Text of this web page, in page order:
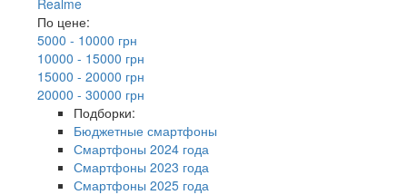
По цене:
5000 - 10000 грн
10000 - 15000 грн
15000 - 20000 грн
20000 - 30000 грн
Подборки:
Бюджетные смартфоны
Смартфоны 2024 года
Смартфоны 2023 года
Смартфоны 2025 года